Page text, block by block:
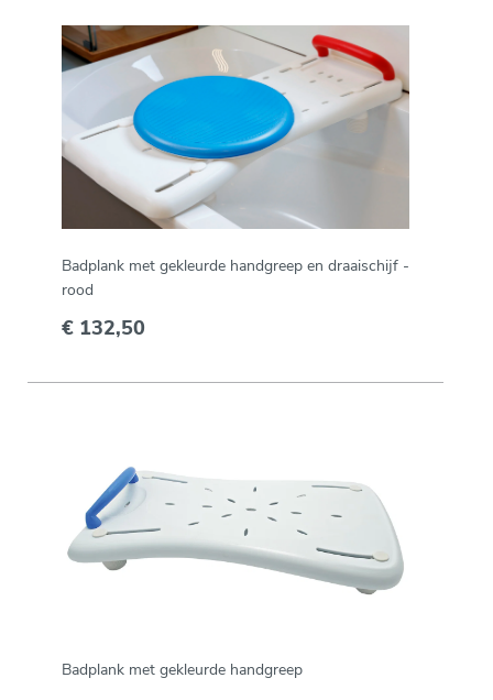
Badplank met gekleurde handgreep en draaischijf -
rood
€ 132,50
Badplank met gekleurde handgreep